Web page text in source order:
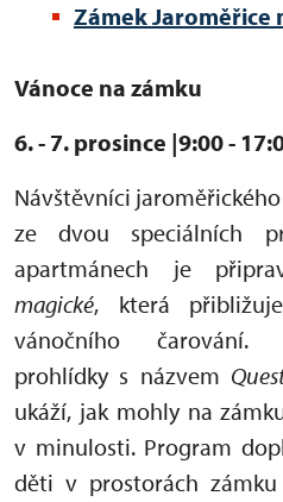
Zámek Jaroměřice
Vánoce na zámku
6. - 7. prosince |9:00 -
Návštěvníci
ze dvou speciálních
apartmánech je
magické, která
vánočního čarování.
prohlídky s názvem
ukáží, jak mohly na
v minulosti. Program
děti v prostorách